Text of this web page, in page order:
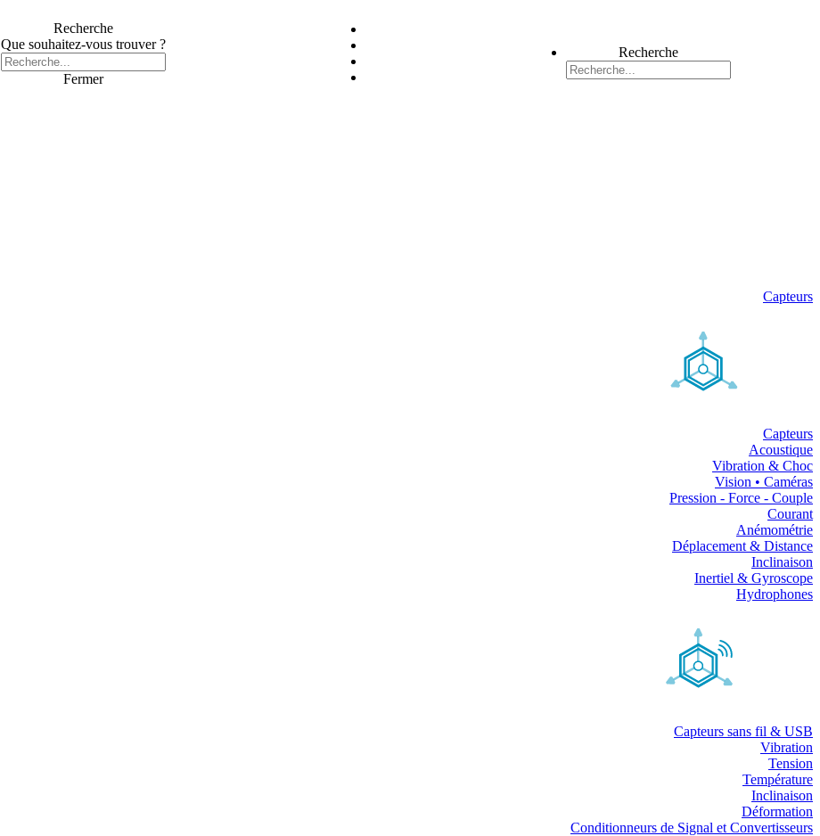
Recherche
Que souhaitez-vous trouver ?
Fermer
Recherche
Capteurs
Capteurs
Acoustique
Vibration & Choc
Vision • Caméras
Pression - Force - Couple
Courant
Anémométrie
Déplacement & Distance
Inclinaison
Inertiel & Gyroscope
Hydrophones
Capteurs sans fil & USB
Vibration
Tension
Température
Inclinaison
Déformation
Conditionneurs de Signal et Convertisseurs